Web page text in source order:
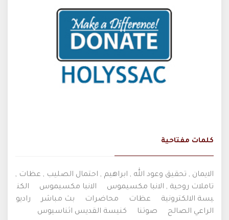
كلمات مفتاحية
الايمان , تحقيق وعود الله , ابراهيم , احتمال الصليب , عظات ,
تاملات روحية , الانبا مكسيموس
الانبا مكسيموس
الكن
يسة الالكترونية
عظات محاضرات بث مباشر
راديو
الراعي الصالح
صوتنا كنيسة القديس اثناسيوس